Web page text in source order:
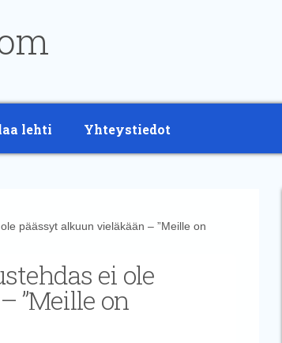
lehti Yhteystiedot
päässyt alkuun vieläkään – ”Meille on
ei ole
”Meille on